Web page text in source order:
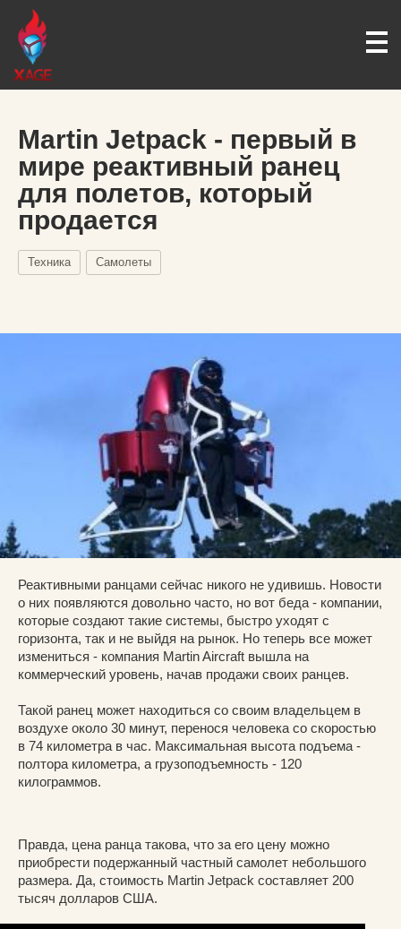
Martin Jetpack - первый в
мире реактивный ранец
для полетов, который
продается
Техника Самолеты
Реактивными ранцами сейчас никого не удивишь. Новости
о них появляются довольно часто, но вот беда - компании,
которые создают такие системы, быстро уходят с
горизонта, так и не выйдя на рынок. Но теперь все может
измениться - компания Martin Aircraft вышла на
коммерческий уровень, начав продажи своих ранцев.
Такой ранец может находиться со своим владельцем в
воздухе около 30 минут, перенося человека со скоростью
в 74 километра в час. Максимальная высота подъема -
полтора километра, а грузоподъемность - 120
килограммов.
Правда, цена ранца такова, что за его цену можно
приобрести подержанный частный самолет небольшого
размера. Да, стоимость Martin Jetpack составляет 200
тысяч долларов США.